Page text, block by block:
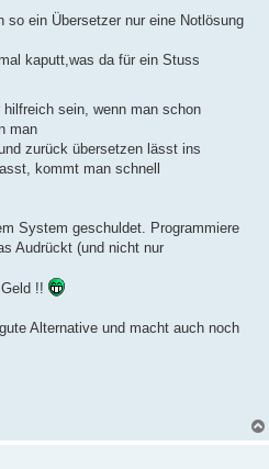
so ein Übersetzer nur eine Notlösung
kaputt,was da für ein Stuss
sein, wenn man schon
man
zurück übersetzen lässt ins
kommt man schnell
System geschuldet. Programmiere
Audrückt (und nicht nur
!!
Alternative und macht auch noch